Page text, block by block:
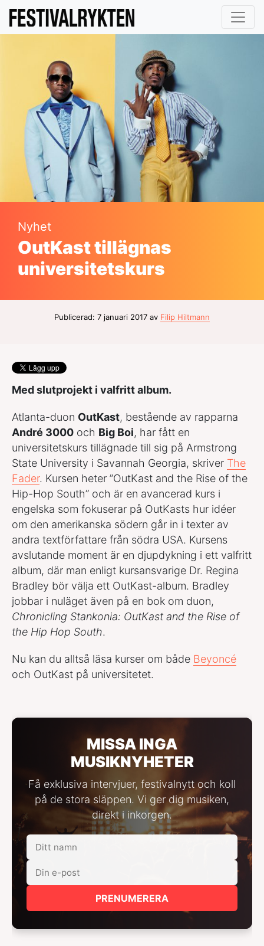
Nyhet
OutKast tillägnas
universitetskurs
Publicerad: 7 januari 2017 av Filip Hiltmann
Med slutprojekt i valfritt album.
Atlanta-duon OutKast, bestående av rapparna
André 3000 och Big Boi, har fått en
universitetskurs tillägnade till sig på Armstrong
State University i Savannah Georgia, skriver The
Fader. Kursen heter ”OutKast and the Rise of the
Hip-Hop South” och är en avancerad kurs i
engelska som fokuserar på OutKasts hur idéer
om den amerikanska södern går in i texter av
andra textförfattare från södra USA. Kursens
avslutande moment är en djupdykning i ett valfritt
album, där man enligt kursansvarige Dr. Regina
Bradley bör välja ett OutKast-album. Bradley
jobbar i nuläget även på en bok om duon,
Chronicling Stankonia: OutKast and the Rise of
the Hip Hop South.
Nu kan du alltså läsa kurser om både Beyoncé
och OutKast på universitetet.
MISSA INGA
MUSIKNYHETER
Få exklusiva intervjuer, festivalnytt och koll
på de stora släppen. Vi ger dig musiken,
direkt i inkorgen.
PRENUMERERA